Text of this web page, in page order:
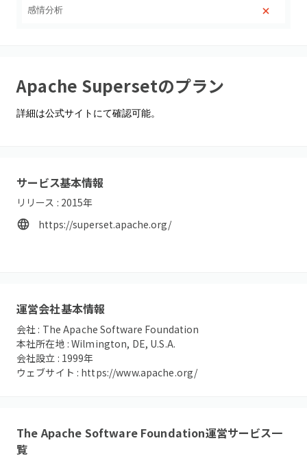
感情分析
Apache Supersetのプラン
詳細は公式サイトにて確認可能。
サービス基本情報
リリース : 2015年
https://superset.apache.org/
運営会社基本情報
会社 : The Apache Software Foundation
本社所在地 :Wilmington, DE, U.S.A.
会社設立 : 1999年
ウェブサイト : https://www.apache.org/
The Apache Software Foundation運営サービス一
覧